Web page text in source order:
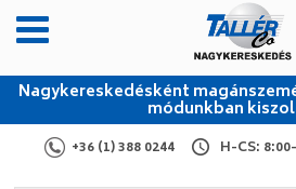
Nagykereskedésként
módunkban
+36 (1) 388 0244 H-CS: